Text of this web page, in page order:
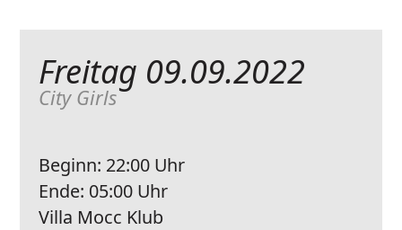
Freitag 09.09.2022
City Girls
Beginn: 22:00 Uhr
Ende: 05:00 Uhr
Villa Mocc Klub